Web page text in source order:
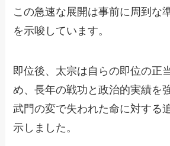
この急速な展開は事前に周到な
を示唆しています。
即位後、太宗は自らの即位の正
め、長年の戦功と政治的実績を
武門の変で失われた命に対する
示しました。